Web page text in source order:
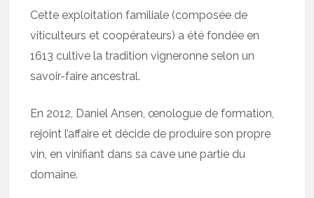
Cette exploitation familiale (composée de
viticulteurs et coopérateurs) a été fondée en
1613 cultive la tradition vigneronne selon un
savoir-faire ancestral.
En 2012, Daniel Ansen, œnologue de formation,
rejoint l’affaire et décide de produire son propre
vin, en vinifiant dans sa cave une partie du
domaine.